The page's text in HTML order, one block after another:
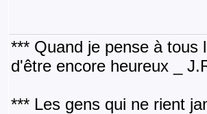
*** Quand je pense à tous
d'être encore heureux _
*** Les gens qui ne rient